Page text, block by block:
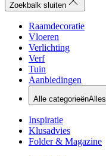
Zoekbalk sluiten
Raamdecoratie
Vloeren
Verlichting
Verf
Tuin
Aanbiedingen
Alle categorieënAlles
Inspiratie
Klusadvies
Folder & Magazine